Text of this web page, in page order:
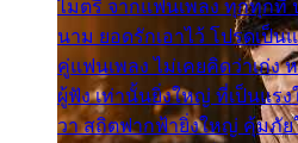
ไมตรี จากแฟนเพลง ทุกทุกที่
นาม ยอดรักเอาไว้ โปรดเป็น
คู่แฟนเพลง ไม่เคยคิดว่าเก่ง
ผู้ฟัง เท่านั้นยิ่งใหญ่ ที่เป็นแร
วา สถิตฟากฟ้ายิ่งใหญ่ คุ้มภัย